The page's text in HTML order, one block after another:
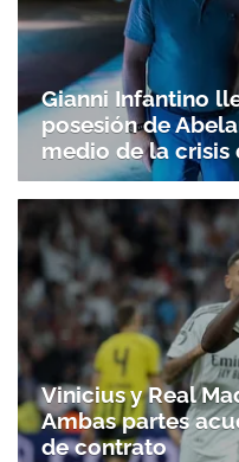
Gianni Infantino
posesión de
medio de la crisis
Vinicius y Real
Ambas partes
de contrato